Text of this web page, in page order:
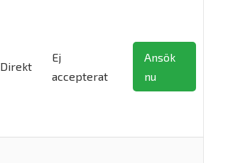
Direkt
Ej
accepterat
Ansök
nu